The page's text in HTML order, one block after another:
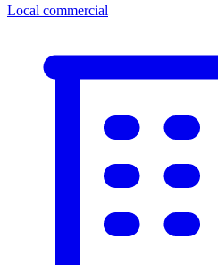
Local commercial